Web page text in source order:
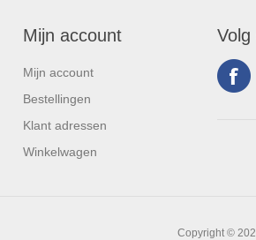
Mijn account
Mijn account
Bestellingen
Klant adressen
Winkelwagen
Volg
Copyright ©